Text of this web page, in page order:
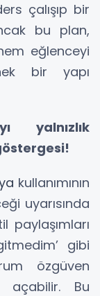
çalışıp bir
bu plan,
eğlenceyi
bir yapı
yalnızlık
kullanımının
uyarısında
paylaşımları
gibi
özgüven
açabilir. Bu